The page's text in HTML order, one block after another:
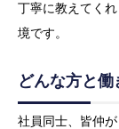
丁寧に教えてく
境です。
どんな方と働
社員同士、皆仲